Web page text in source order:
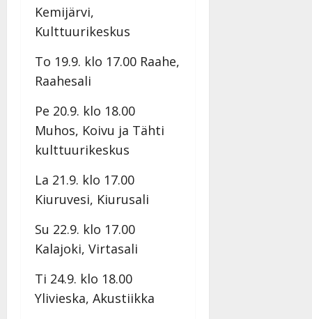
Kemijärvi,
Kulttuurikeskus
To 19.9. klo 17.00 Raahe,
Raahesali
Pe 20.9. klo 18.00
Muhos, Koivu ja Tähti
kulttuurikeskus
La 21.9. klo 17.00
Kiuruvesi, Kiurusali
Su 22.9. klo 17.00
Kalajoki, Virtasali
Ti 24.9. klo 18.00
Ylivieska, Akustiikka